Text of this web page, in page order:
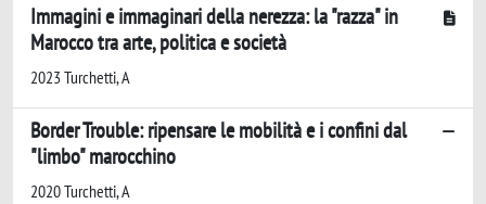
Immagini e immaginari della nerezza: la "razza" in
Marocco tra arte, politica e società
2023 Turchetti, A
Border Trouble: ripensare le mobilità e i confini dal
"limbo" marocchino
2020 Turchetti, A